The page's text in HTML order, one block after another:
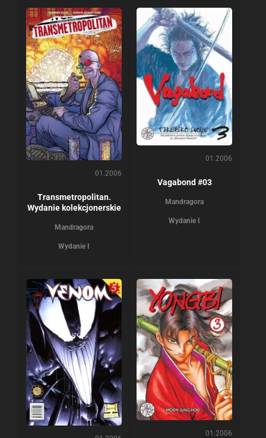
01.2006
Transmetropolitan.
Wydanie kolekcjonerskie
Mandragora
Wydanie I
01.2006
Vagabond #03
Mandragora
Wydanie I
01.2006